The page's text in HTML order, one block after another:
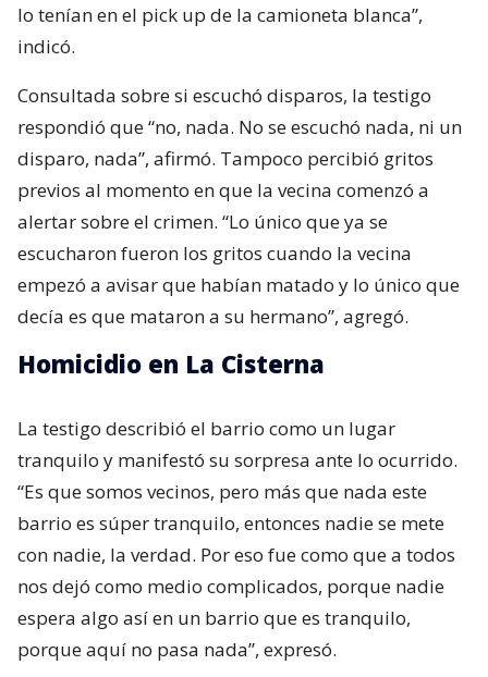
lo tenían en el pick up de la camioneta blanca”,
indicó.
Consultada sobre si escuchó disparos, la testigo
respondió que “no, nada. No se escuchó nada, ni un
disparo, nada”, afirmó. Tampoco percibió gritos
previos al momento en que la vecina comenzó a
alertar sobre el crimen. “Lo único que ya se
escucharon fueron los gritos cuando la vecina
empezó a avisar que habían matado y lo único que
decía es que mataron a su hermano”, agregó.
Homicidio en La Cisterna
La testigo describió el barrio como un lugar
tranquilo y manifestó su sorpresa ante lo ocurrido.
“Es que somos vecinos, pero más que nada este
barrio es súper tranquilo, entonces nadie se mete
con nadie, la verdad. Por eso fue como que a todos
nos dejó como medio complicados, porque nadie
espera algo así en un barrio que es tranquilo,
porque aquí no pasa nada”, expresó.